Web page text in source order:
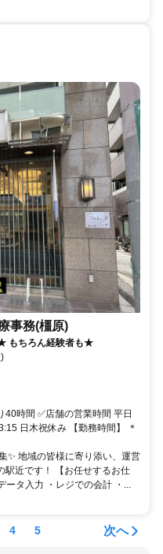
事務(橿原)
もちろん経験者も★
時間 ✅店舗の営業時間 平日
日木祝休み 【勤務時間】 ＊
✨ 地域の皆様に寄り添い、運営
駅近です！ 【お任せするお仕
ータ入力 ・レジでの会計 ・...
4 5 次へ